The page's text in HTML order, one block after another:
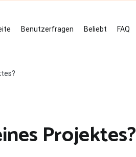
Benutzerfragen Beliebt FAQ
Projektes?